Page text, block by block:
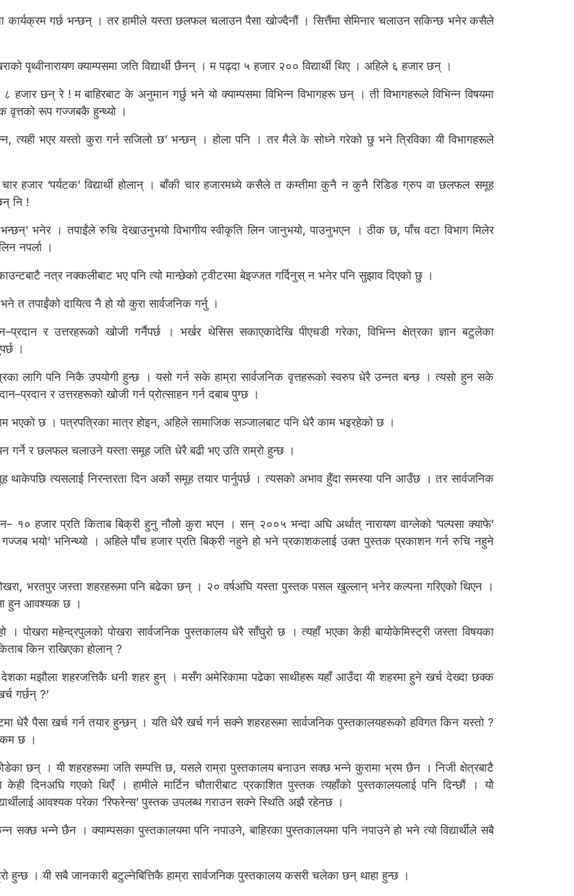
कार्यक्रम गर्छ भन्छन् । तर हामीले यस्ता छलफल चलाउन पैसा खोज्दैनौं । सित्तैंमा सेमिनार चलाउन सकिन्छ भनेर कसैले
पृथ्वीनारायण क्याम्पसमा जति विद्यार्थी छैनन् । म पढ्दा ५ हजार २०० विद्यार्थी थिए । अहिले ६ हजार छन् ।
हजार छन् रे ! म बाहिरबाट के अनुमान गर्छु भने यो क्याम्पसमा विभिन्न विभागहरू छन् । ती विभागहरूले विभिन्न विषयमा
वृत्तको रूप गज्जबकै हुन्थ्यो ।
त्यही भएर यस्तो कुरा गर्न सजिलो छ’ भन्छन् । होला पनि । तर मैले के सोध्ने गरेको छु भने त्रिविका यी विभागहरूले
चार हजार ‘पर्यटक’ विद्यार्थी होलान् । बाँकी चार हजारमध्ये कसैले त कम्तीमा कुनै न कुनै रिडिङ ग्रुप वा छलफल समूह
नि !
भनेर । तपाईंले रुचि देखाउनुभयो विभागीय स्वीकृति लिन जानुभयो, पाउनुभएन । ठीक छ, पाँच वटा विभाग मिलेर
नपर्ला ।
नत्र नक्कलीबाट भए पनि त्यो मान्छेको ट्वीटरमा बेइज्जत गर्दिनुस् न भनेर पनि सुझाव दिएको छु ।
त तपाईंको दायित्व नै हो यो कुरा सार्वजनिक गर्नु ।
र उत्तरहरूको खोजी गर्नैपर्छ । भर्खर थेसिस सकाएकादेखि पीएचडी गरेका, विभिन्न क्षेत्रका ज्ञान बटुलेका
।
लागि पनि निकै उपयोगी हुन्छ । यसो गर्न सके हाम्रा सार्वजनिक वृत्तहरूको स्वरुप धेरै उन्नत बन्छ । त्यसो हुन सके
र उत्तरहरूको खोजी गर्न प्रोत्साहन गर्न दबाब पुग्छ ।
भएको छ । पत्रपत्रिका मात्र होइन, अहिले सामाजिक सञ्जालबाट पनि धेरै काम भइरहेको छ ।
र छलफल चलाउने यस्ता समूह जति धेरै बढी भए उति राम्रो हुन्छ ।
त्यसलाई निरन्तरता दिन अर्को समूह तयार पार्नुपर्छ । त्यसको अभाव हुँदा समस्या पनि आउँछ । तर सार्वजनिक
१० हजार प्रति किताब बिक्री हुनु नौलो कुरा भएन । सन् २००५ भन्दा अघि अर्थात् नारायण वाग्लेको ‘पल्पसा क्याफे’
भयो’ भनिन्थ्यो । अहिले पाँच हजार प्रति बिक्री नहुने हो भने प्रकाशकलाई उक्त पुस्तक प्रकाशन गर्न रुचि नहुने
भरतपुर जस्ता शहरहरूमा पनि बढेका छन् । २० वर्षअघि यस्ता पुस्तक पसल खुल्लान् भनेर कल्पना गरिएको थिएन ।
हुन आवश्यक छ ।
। पोखरा महेन्द्रपुलको पोखरा सार्वजनिक पुस्तकालय धेरै साँघुरो छ । त्यहाँ भएका केही बायोकेमिस्ट्री जस्ता विषयका
किन राखिएका होलान् ?
मझौला शहरजत्तिकै धनी शहर हुन् । मसँग अमेरिकामा पढेका साथीहरू यहाँ आउँदा यी शहरमा हुने खर्च देख्दा छक्क
गर्छन् ?’
धेरै पैसा खर्च गर्न तयार हुन्छन् । यति धेरै खर्च गर्न सक्ने शहरहरूमा सार्वजनिक पुस्तकालयहरूको हविगत किन यस्तो ?
कम छ ।
छन् । यी शहरहरूमा जति सम्पत्ति छ, यसले राम्रा पुस्तकालय बनाउन सक्छ भन्ने कुरामा भ्रम छैन । निजी क्षेत्रबाटै
दिनअघि गएको थिएँ । हामीले मार्टिन चौतारीबाट प्रकाशित पुस्तक त्यहाँको पुस्तकालयलाई पनि दिन्छौं । योे
आवश्यक परेका ‘रिफरेन्स’ पुस्तक उपलब्ध गराउन सक्ने स्थिति अझै रहेनछ ।
सक्छ भन्ने छैन । क्याम्पसका पुस्तकालयमा पनि नपाउने, बाहिरका पुस्तकालयमा पनि नपाउने हो भने त्यो विद्यार्थीले सबै
हुन्छ । यी सबै जानकारी बटुल्नेबित्तिकै हाम्रा सार्वजनिक पुस्तकालय कसरी चलेका छन् थाहा हुन्छ ।